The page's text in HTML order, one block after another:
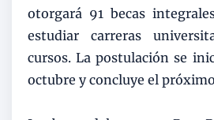
otorgará 91 becas
estudiar carreras
cursos. La postulación se
octubre y concluye el